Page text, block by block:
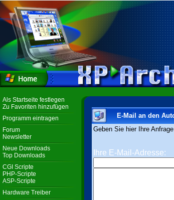
Als Startseite festlegen
Zu Favoriten hinzufügen
Programm eintragen
Forum
Newsletter
Neue Downloads
Top Downloads
CGI Scripte
PHP-Scripte
ASP-Scripte
Hardware Treiber
E-Mail an den
Geben Sie hier Ihre
Ihre E-Mail-Adresse: